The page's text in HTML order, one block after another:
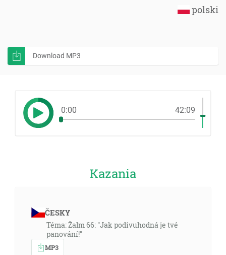
polski
Download MP3
0:00 42:09
Kazania
ČESKY
Téma: Žalm 66: "Jak podivuhodná je tvé
panování!"
MP3